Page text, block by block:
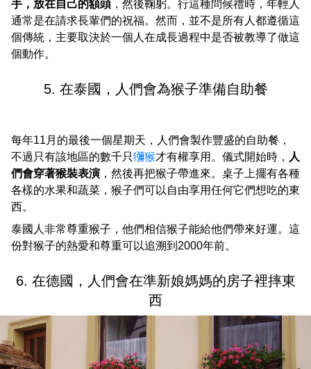
手，放在自己的額頭 ，然後鞠躬。行這種問候禮時，年輕人
通常是在請求長輩們的祝福。然而，並不是所有人都遵循這
個傳統，主要取決於一個人在成長過程中是否被教導了做這
個動作。
5. 在泰國，人們會為猴子準備自助餐
每年11月的最後一個星期天，人們會製作豐盛的自助餐，
不過只有該地區的數千只獼猴才有權享用。儀式開始時， 人
們會穿著猴裝表演 ，然後再把猴子帶進來。桌子上擺有各種
各樣的水果和蔬菜，猴子們可以自由享用任何它們想吃的東
西。
泰國人非常尊重猴子，他們相信猴子能給他們帶來好運。這
份對猴子的熱愛和尊重可以追溯到2000年前。
6. 在德國，人們會在準新娘媽媽的房子裡摔東
西